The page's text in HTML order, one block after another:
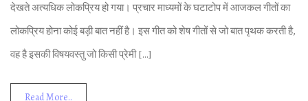
देखते अत्‍यध‍िक लोकप्र‍िय हो गया। प्रचार माध्‍यमों के घटाटोप में आजकल गीतों का
लोकप्र‍िय होना कोई बड़ी बात नहीं है। इस गीत को शेष गीतों से जो बात पृथक करती है,
वह है इसकी व‍िषयवस्‍तु जो क‍िसी प्रेमी […]
Read More..